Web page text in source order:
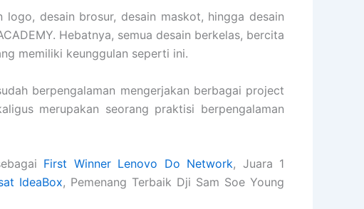
desain brosur, desain maskot, hingga desain
Hebatnya, semua desain berkelas, bercita
memiliki keunggulan seperti ini.
berpengalaman mengerjakan berbagai project
merupakan seorang praktisi berpengalaman
First Winner Lenovo Do Network, Juara 1
IdeaBox, Pemenang Terbaik Dji Sam Soe Young